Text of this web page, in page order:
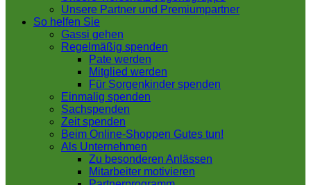
Unsere Partner und Premiumpartner
So helfen Sie
Gassi gehen
Regelmäßig spenden
Pate werden
Mitglied werden
Für Sorgenkinder spenden
Einmalig spenden
Sachspenden
Zeit spenden
Beim Online-Shoppen Gutes tun!
Als Unternehmen
Zu besonderen Anlässen
Mitarbeiter motivieren